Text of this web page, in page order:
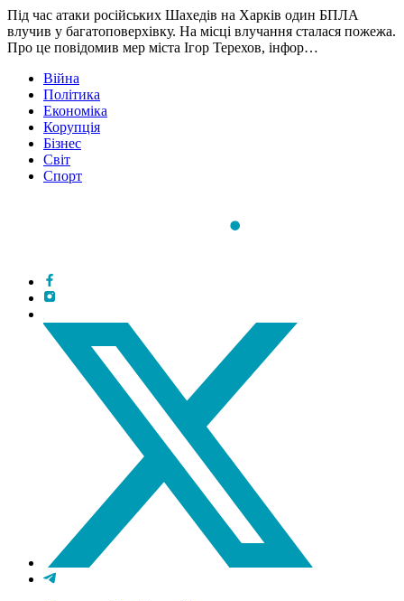
Під час атаки російських Шахедів на Харків один БПЛА
влучив у багатоповерхівку. На місці влучання сталася пожежа.
Про це повідомив мер міста Ігор Терехов, інфор…
Війна
Політика
Економіка
Корупція
Бізнес
Світ
Спорт